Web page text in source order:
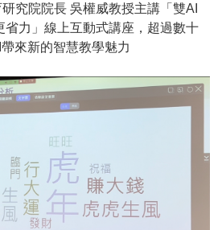
究院院長 吳權威教授主講「雙AI
省力」線上互動式講座，超過數十
來新的智慧教學魅力